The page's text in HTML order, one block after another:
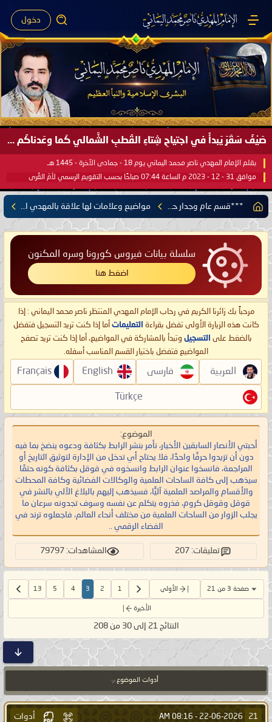
دخول
صَيْفُ سَقَرَ يَبدأُ في اجتياحِ شِتاءِ القُطبِ الشَّمالي كَما وعَدناكُم بالحقِّ لعَامِكم هذا (1445 هـ) ..
بقلم الإمام المهدي ناصر محمد اليماني يوم 18 - جمادى الآخرة - 1445 هـ
موافق 31 - 12 - 2023 م الساعة 07:44 صباحًا بحسب التقويم الرسمي لأمّ القُرى
سلسلة بيانات فيروس كورونا وسره المكنون
اضغط هنا
مرحباً بك زائرنا الكريم في رحاب الإمام المهدي المنتظر ناصر محمد اليماني : إذا
كانت هذه الزيارة الأولى تفضل بقراءة التعليمات أما إذا كنت تريد التسجيل فتفضل
بالضغط على التسجيل وتبدأ بالمشاركة في المواضيع، أما إذا كنت تريد تصفح
المواضيع فتفضل باختيار القسم المناسب أسفله.
العربية فارسی English
Français
Türkçe
الموضوع:
أحبتي الأنصار السابقين الأخيار، نأمر بنشر الرابط بكثافة ودعوه ينضخ بما فيه
دون أن تزيدوا حرفًا واحدًا، فلا يحتاح أي تدخل من الإدارة لتوثيق التاريخ أو
المراجعة، فانسخوا عنوان الرابط وانسخوه في قوقل بكثافة كونه حتمًا
سيذهب إلى كافة الساحات العلمية والوكالات الفضائية وكافة المحطات
والأقسام والمراصد العلمية آليًّا، فسيذهب إليهم بالبلاغ الآلي بالنشر في
قوقل وقوقل كروم، فذروه يتكلم عن نفسه وسوف تجدونه سرعان ما
يجلب الزوار من الساحات العلمية من مختلف أنحاء العالم، فاجعلوه ترند في
الفضاء الرقمي ..
تعليقات: 207 المشاهدات: 79797
صفحة 3 من 21 الأولى 1
2
3
4
5
13
الأخيرة
النتائج 21 إلى 30 من 208
أدوات الموضوع
21
22-06-2026 -
08:16 AM أدوات